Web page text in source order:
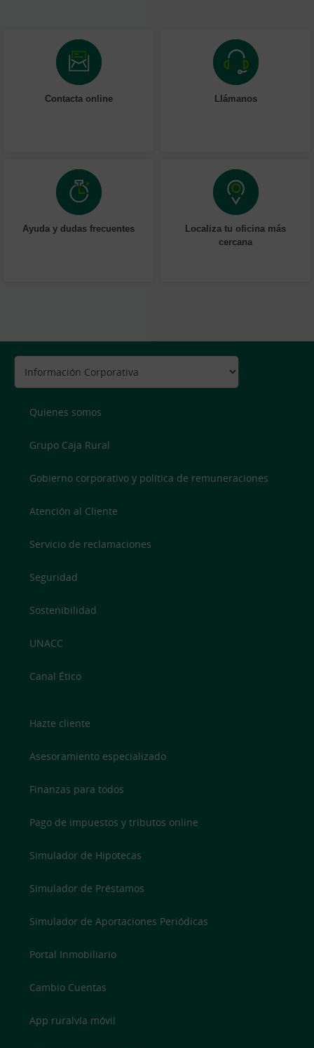
Contacta online Llámanos
Ayuda y dudas frecuentes
Localiza tu oficina más
cercana
Quienes somos
Grupo Caja Rural
Gobierno corporativo y política de remuneraciones
Atención al Cliente
Servicio de reclamaciones
Seguridad
Sostenibilidad
UNACC
Canal Ético
Hazte cliente
Asesoramiento especializado
Finanzas para todos
Pago de impuestos y tributos online
Simulador de Hipotecas
Simulador de Préstamos
Simulador de Aportaciones Periódicas
Portal Inmobiliario
Cambio Cuentas
App ruralvía móvil